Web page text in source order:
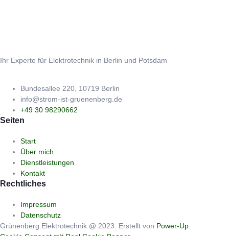
Ihr Experte für Elektrotechnik in Berlin und Potsdam
Bundesallee 220, 10719 Berlin
info@strom-ist-gruenenberg.de
+49 30 98290662
Seiten
Start
Über mich
Dienstleistungen
Kontakt
Rechtliches
Impressum
Datenschutz
Grünenberg Elektrotechnik @ 2023. Erstellt von Power-Up